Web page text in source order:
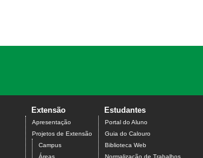
Extensão
Apresentação
Projetos de Extensão
Campus
Áreas
Estudantes
Portal do Aluno
Guia do Calouro
Biblioteca Web
Normalização de Trabalhos